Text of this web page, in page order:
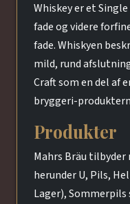
Whiskey er et
fade og videre
fade. Whiskyen
mild, rund
Craft som en del af
bryggeri-
Produkter
Mahrs Bräu
herunder U, Pils,
Lager), Sommerpils